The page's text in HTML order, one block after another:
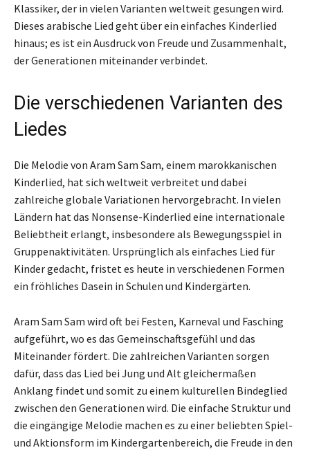
Klassiker, der in vielen Varianten weltweit gesungen wird.
Dieses arabische Lied geht über ein einfaches Kinderlied
hinaus; es ist ein Ausdruck von Freude und Zusammenhalt,
der Generationen miteinander verbindet.
Die verschiedenen Varianten des
Liedes
Die Melodie von Aram Sam Sam, einem marokkanischen
Kinderlied, hat sich weltweit verbreitet und dabei
zahlreiche globale Variationen hervorgebracht. In vielen
Ländern hat das Nonsense-Kinderlied eine internationale
Beliebtheit erlangt, insbesondere als Bewegungsspiel in
Gruppenaktivitäten. Ursprünglich als einfaches Lied für
Kinder gedacht, fristet es heute in verschiedenen Formen
ein fröhliches Dasein in Schulen und Kindergärten.
Aram Sam Sam wird oft bei Festen, Karneval und Fasching
aufgeführt, wo es das Gemeinschaftsgefühl und das
Miteinander fördert. Die zahlreichen Varianten sorgen
dafür, dass das Lied bei Jung und Alt gleichermaßen
Anklang findet und somit zu einem kulturellen Bindeglied
zwischen den Generationen wird. Die einfache Struktur und
die eingängige Melodie machen es zu einer beliebten Spiel-
und Aktionsform im Kindergartenbereich, die Freude in den